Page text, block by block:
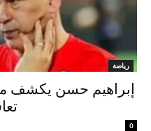
رياضة
إبراهيم حسن يكشف
0